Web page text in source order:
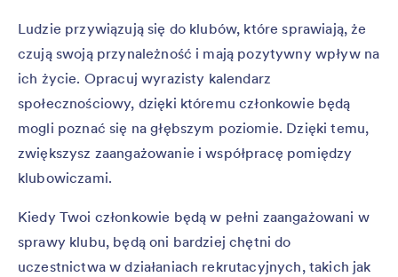
Ludzie przywiązują się do klubów, które sprawiają, że
czują swoją przynależność i mają pozytywny wpływ na
ich życie. Opracuj wyrazisty kalendarz
społecznościowy, dzięki któremu członkowie będą
mogli poznać się na głębszym poziomie. Dzięki temu,
zwiększysz zaangażowanie i współpracę pomiędzy
klubowiczami.
Kiedy Twoi członkowie będą w pełni zaangażowani w
sprawy klubu, będą oni bardziej chętni do
uczestnictwa w działaniach rekrutacyjnych, takich jak